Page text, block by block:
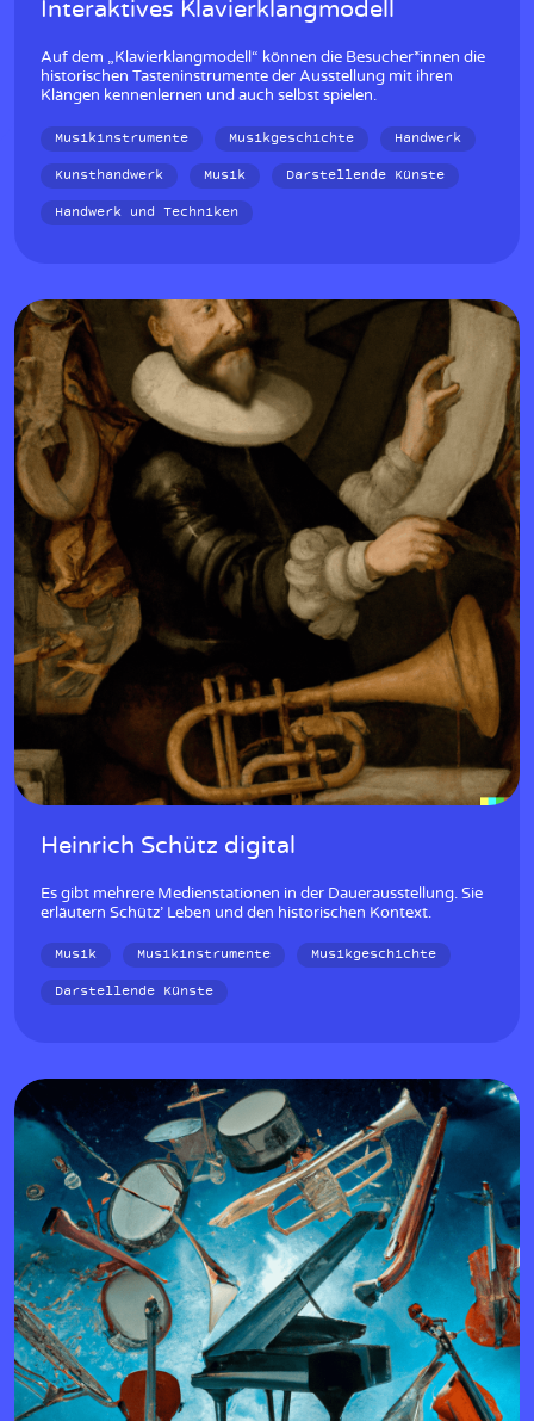
Interaktives Klavierklangmodell
Auf dem „Klavierklangmodell“ können die Besucher*innen die
historischen Tasteninstrumente der Ausstellung mit ihren
Klängen kennenlernen und auch selbst spielen.
Musikinstrumente Musikgeschichte
Handwerk
Kunsthandwerk
Musik
Darstellende Künste
Handwerk und Techniken
Heinrich Schütz digital
Es gibt mehrere Medienstationen in der Dauerausstellung. Sie
erläutern Schütz’ Leben und den historischen Kontext.
Musik Musikinstrumente
Musikgeschichte
Darstellende Künste